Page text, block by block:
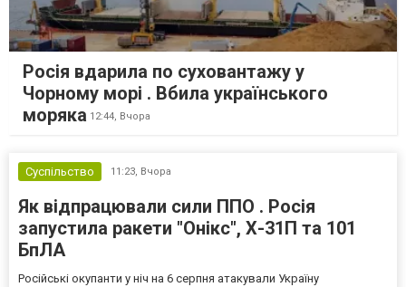
Росія вдарила по суховантажу у
Чорному морі . Вбила українського
моряка 12:44, Вчора
Суспільство 11:23, Вчора
Як відпрацювали сили ППО . Росія
запустила ракети "Онікс", Х-31П та 101
БпЛА
Російські окупанти у ніч на 6 серпня атакували Україну